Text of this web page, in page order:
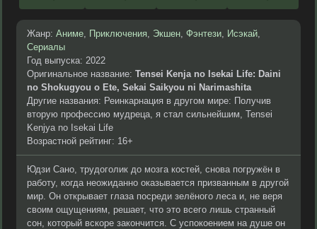
Жанр: Аниме, Приключения, Экшен, Фэнтези, Исэкай,
Сериалы
Год выпуска: 2022
Оригинальное название: Tensei Kenja no Isekai Life: Daini
no Shokugyou o Ete, Sekai Saikyou ni Narimashita
Другие названия: Реинкарнация в другом мире: Получив
вторую профессию мудреца, я стал сильнейшим, Tensei
Kenjya no Isekai Life
Возрастной рейтинг: 16+
Юдзи Сано, трудоголик до мозга костей, снова погружён в
работу, когда неожиданно оказывается призванным в другой
мир. Он открывает глаза посреди зелёного леса и, не веря
своим ощущениям, решает, что это всего лишь странный
сон, который вскоре закончится. С успокоением на душе он